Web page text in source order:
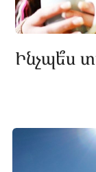
Ինչպե՞ս